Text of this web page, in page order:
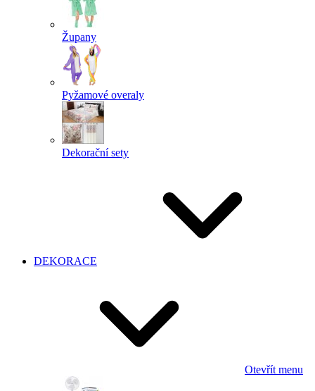
Župany
Pyžamové overaly
Dekorační sety
DEKORACE
Otevřít menu